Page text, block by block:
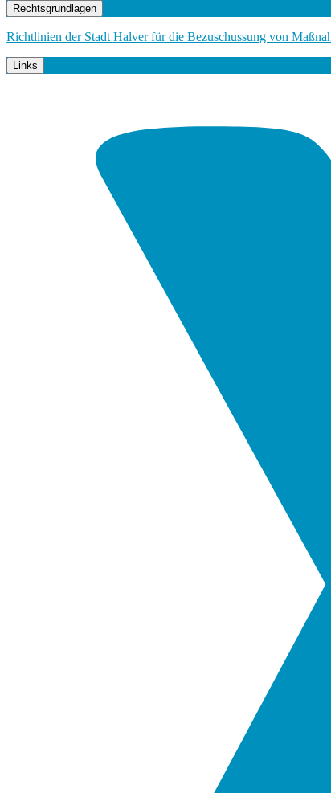
Rechtsgrundlagen
Richtlinien der Stadt Halver für die Bezuschussung von
Links